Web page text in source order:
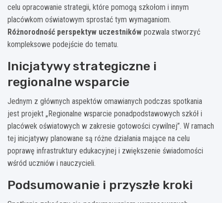
celu opracowanie strategii, które pomogą szkołom i innym
placówkom oświatowym sprostać tym wymaganiom.
Różnorodność perspektyw uczestników pozwala stworzyć
kompleksowe podejście do tematu.
Inicjatywy strategiczne i
regionalne wsparcie
Jednym z głównych aspektów omawianych podczas spotkania
jest projekt „Regionalne wsparcie ponadpodstawowych szkół i
placówek oświatowych w zakresie gotowości cywilnej”. W ramach
tej inicjatywy planowane są różne działania mające na celu
poprawę infrastruktury edukacyjnej i zwiększenie świadomości
wśród uczniów i nauczycieli.
Podsumowanie i przyszłe kroki